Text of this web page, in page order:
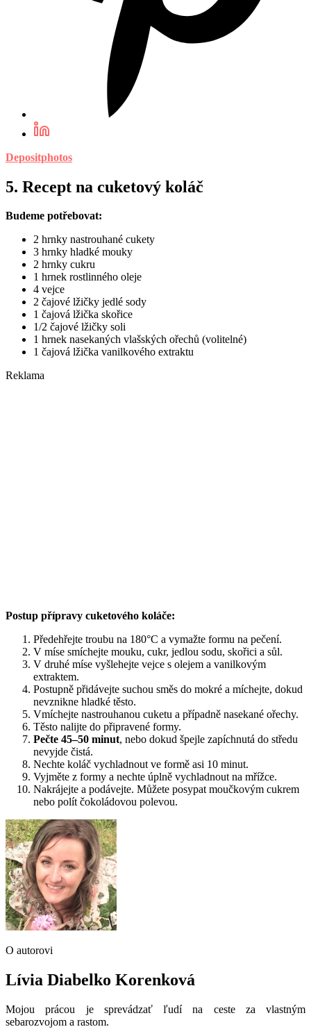
Depositphotos
5. Recept na cuketový koláč
Budeme potřebovat:
2 hrnky nastrouhané cukety
3 hrnky hladké mouky
2 hrnky cukru
1 hrnek rostlinného oleje
4 vejce
2 čajové lžičky jedlé sody
1 čajová lžička skořice
1/2 čajové lžičky soli
1 hrnek nasekaných vlašských ořechů (volitelné)
1 čajová lžička vanilkového extraktu
Reklama
Postup přípravy cuketového koláče:
Předehřejte troubu na 180°C a vymažte formu na pečení.
V míse smíchejte mouku, cukr, jedlou sodu, skořici a sůl.
V druhé míse vyšlehejte vejce s olejem a vanilkovým
extraktem.
Postupně přidávejte suchou směs do mokré a míchejte, dokud
nevznikne hladké těsto.
Vmíchejte nastrouhanou cuketu a případně nasekané ořechy.
Těsto nalijte do připravené formy.
Pečte 45–50 minut, nebo dokud špejle zapíchnutá do středu
nevyjde čistá.
Nechte koláč vychladnout ve formě asi 10 minut.
Vyjměte z formy a nechte úplně vychladnout na mřížce.
Nakrájejte a podávejte. Můžete posypat moučkovým cukrem
nebo polít čokoládovou polevou.
O autorovi
Lívia Diabelko Korenková
Mojou prácou je sprevádzať ľudí na ceste za vlastným
sebarozvojom a rastom.